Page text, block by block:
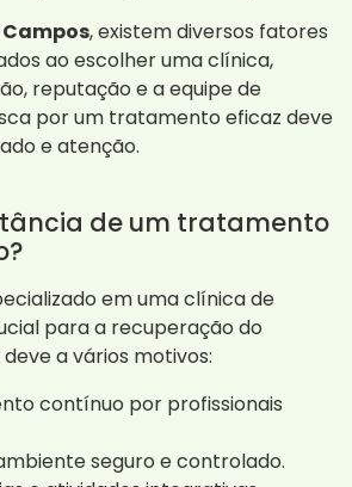
Campos, existem diversos fatores
ao escolher uma clínica,
reputação e a equipe de
por um tratamento eficaz deve
e atenção.
de um tratamento
em uma clínica de
para a recuperação do
a vários motivos:
contínuo por profissionais
seguro e controlado.